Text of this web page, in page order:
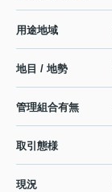
用途地域
地目 / 地勢
管理組合有無
取引態様
現況